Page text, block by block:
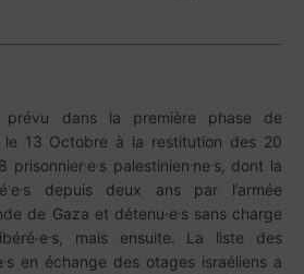
prévu dans la première phase de
le 13 Octobre à la restitution des 20
prisonnier.e.s palestinien.ne.s, dont la
·e.s depuis deux ans par l’armée
de Gaza et détenu·e.s sans charge
.s, mais ensuite. La liste des
.s en échange des otages israéliens a